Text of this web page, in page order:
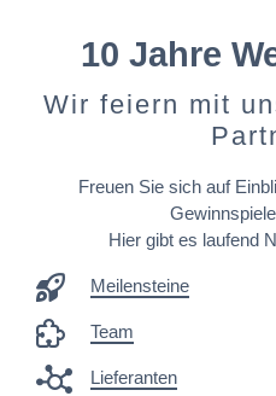
10 Jahre
Wir feiern mit
Freuen Sie sich auf
Hier gibt es laufend
Meilensteine
Team
Lieferanten